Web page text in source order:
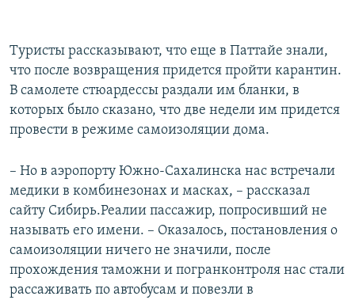
Туристы рассказывают, что еще в Паттайе знали,
что после возвращения придется пройти карантин.
В самолете стюардессы раздали им бланки, в
которых было сказано, что две недели им придется
провести в режиме самоизоляции дома.
– Но в аэропорту Южно-Сахалинска нас встречали
медики в комбинезонах и масках, – рассказал
сайту Сибирь.Реалии пассажир, попросивший не
называть его имени. – Оказалось, постановления о
самоизоляции ничего не значили, после
прохождения таможни и погранконтроля нас стали
рассаживать по автобусам и повезли в